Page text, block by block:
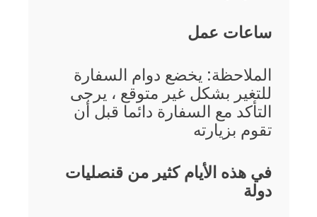
ساعات عمل
الملاحظة: يخضع دوام السفارة
للتغير بشكل غير متوقع ، يرجى
التأكد مع السفارة دائما قبل أن
تقوم بزيارته
في هذه الأيام كثير من قنصليات
دولة